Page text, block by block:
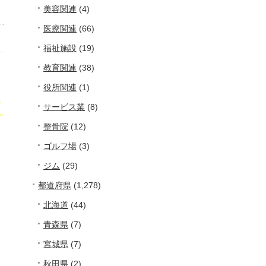
美容関連 (4)
医療関連 (66)
福祉施設 (19)
教育関連 (38)
役所関連 (1)
サービス業 (8)
整骨院 (12)
ゴルフ場 (3)
ジム (29)
都道府県 (1,278)
北海道 (44)
青森県 (7)
宮城県 (7)
秋田県 (2)